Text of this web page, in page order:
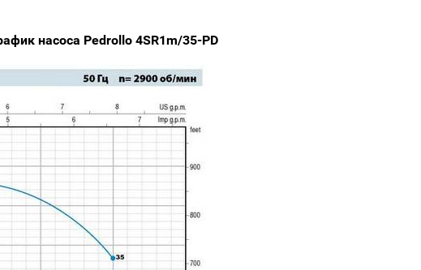
насоса Pedrollo 4SR1m/35-PD